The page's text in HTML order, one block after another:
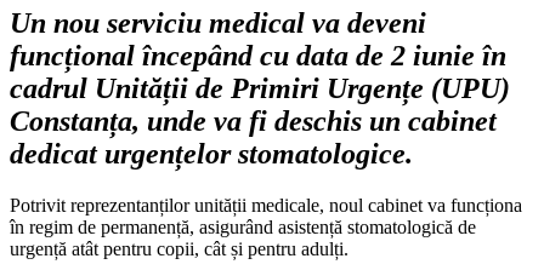
Un nou serviciu medical va deveni
funcțional începând cu data de 2 iunie în
cadrul Unității de Primiri Urgențe (UPU)
Constanța, unde va fi deschis un cabinet
dedicat urgențelor stomatologice.
Potrivit reprezentanților unității medicale, noul cabinet va funcționa
în regim de permanență, asigurând asistență stomatologică de
urgență atât pentru copii, cât și pentru adulți.